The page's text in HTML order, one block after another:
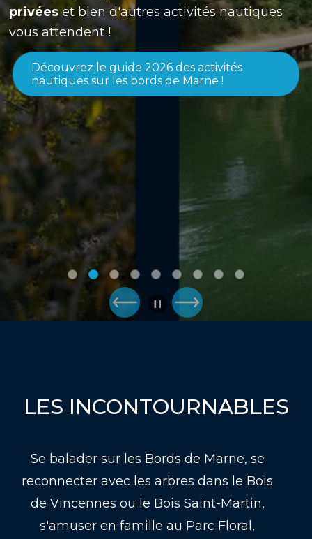
privées et bien d'autres activités nautiques
vous attendent !
Découvrez le guide 2026 des activités
nautiques sur les bords de Marne !
LES INCONTOURNABLES
Se balader sur les Bords de Marne, se
reconnecter avec les arbres dans le Bois
de Vincennes ou le Bois Saint-Martin,
s'amuser en famille au Parc Floral,